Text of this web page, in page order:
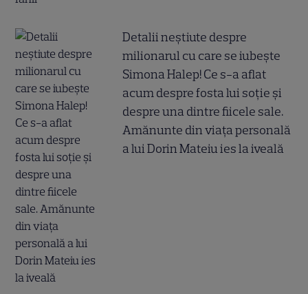
Detalii neștiute despre
milionarul cu care se iubește
Simona Halep! Ce s-a aflat
acum despre fosta lui soție și
despre una dintre fiicele sale.
Amănunte din viața personală
a lui Dorin Mateiu ies la iveală